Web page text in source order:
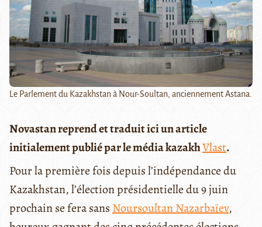
Le Parlement du Kazakhstan à Nour-Soultan, anciennement Astana.
Novastan reprend et traduit ici un article
initialement publié par le média kazakhVlast.
Pour la première fois depuis l’indépendance du
Kazakhstan, l’élection présidentielle du 9 juin
prochain se fera sans Noursoultan Nazarbaïev,